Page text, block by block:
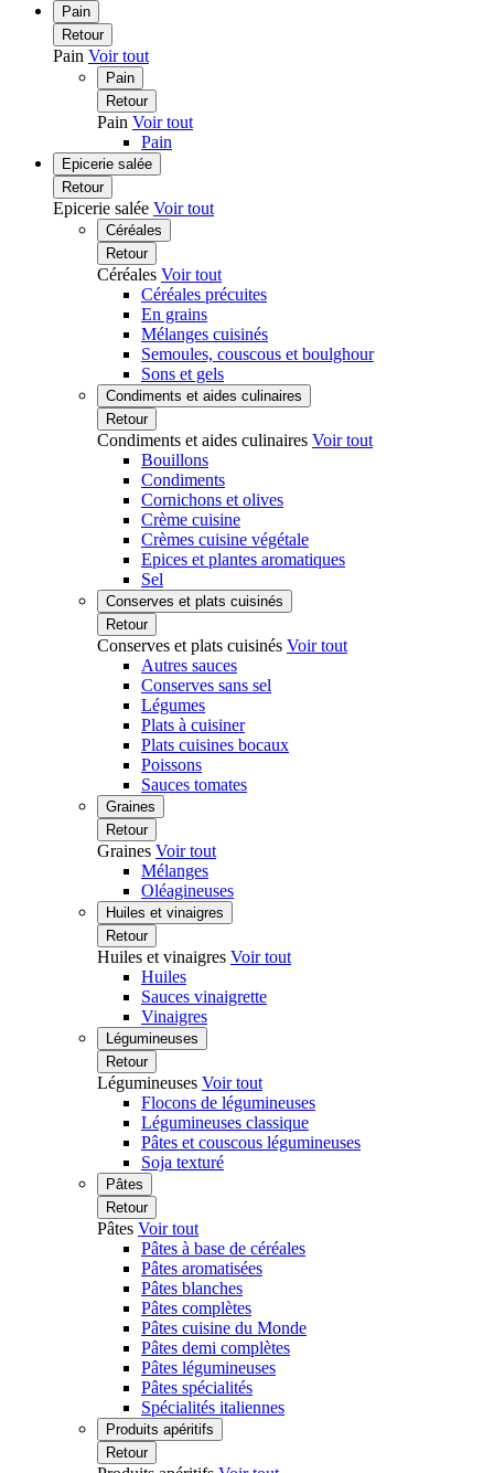
Pain
Retour
Pain Voir tout
Pain
Retour
Pain Voir tout
Pain
Epicerie salée
Retour
Epicerie salée Voir tout
Céréales
Retour
Céréales Voir tout
Céréales précuites
En grains
Mélanges cuisinés
Semoules, couscous et boulghour
Sons et gels
Condiments et aides culinaires
Retour
Condiments et aides culinaires Voir tout
Bouillons
Condiments
Cornichons et olives
Crème cuisine
Crèmes cuisine végétale
Epices et plantes aromatiques
Sel
Conserves et plats cuisinés
Retour
Conserves et plats cuisinés Voir tout
Autres sauces
Conserves sans sel
Légumes
Plats à cuisiner
Plats cuisines bocaux
Poissons
Sauces tomates
Graines
Retour
Graines Voir tout
Mélanges
Oléagineuses
Huiles et vinaigres
Retour
Huiles et vinaigres Voir tout
Huiles
Sauces vinaigrette
Vinaigres
Légumineuses
Retour
Légumineuses Voir tout
Flocons de légumineuses
Légumineuses classique
Pâtes et couscous légumineuses
Soja texturé
Pâtes
Retour
Pâtes Voir tout
Pâtes à base de céréales
Pâtes aromatisées
Pâtes blanches
Pâtes complètes
Pâtes cuisine du Monde
Pâtes demi complètes
Pâtes légumineuses
Pâtes spécialités
Spécialités italiennes
Produits apéritifs
Retour